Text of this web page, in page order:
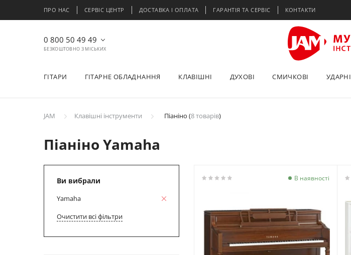
ПРО НАС СЕРВІС ЦЕНТР ДОСТАВКА І ОПЛАТА ГАРАНТІЯ ТА СЕРВІС КОНТАКТИ
0 800 50 49 49
БЕЗКОШТОВНО З МІСЬКИХ
ГІТАРИ ГІТАРНЕ ОБЛАДНАННЯ КЛАВІШНІ ДУХОВІ СМИЧКОВІ УДАРНІ
JAM Клавішні інструменти Піаніно (8 товарів)
Піаніно Yamaha
Ви вибрали
Yamaha
Очистити всі фільтри
В наявності